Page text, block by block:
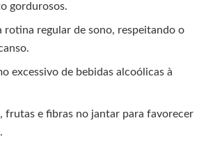
gordurosos.
rotina regular de sono, respeitando o
excessivo de bebidas alcoólicas à
frutas e fibras no jantar para favorecer